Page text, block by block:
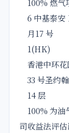
100% 燃气
6 中基泰安
月17 号
1(HK)
香港中环花
33 号圣约
14 层
100% 为油
司收益法评